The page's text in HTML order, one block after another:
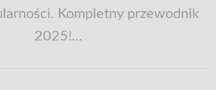
Kompletny przewodnik
2025!...